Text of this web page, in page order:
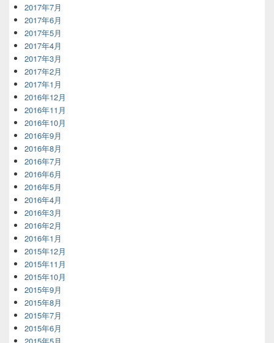
2017年7月
2017年6月
2017年5月
2017年4月
2017年3月
2017年2月
2017年1月
2016年12月
2016年11月
2016年10月
2016年9月
2016年8月
2016年7月
2016年6月
2016年5月
2016年4月
2016年3月
2016年2月
2016年1月
2015年12月
2015年11月
2015年10月
2015年9月
2015年8月
2015年7月
2015年6月